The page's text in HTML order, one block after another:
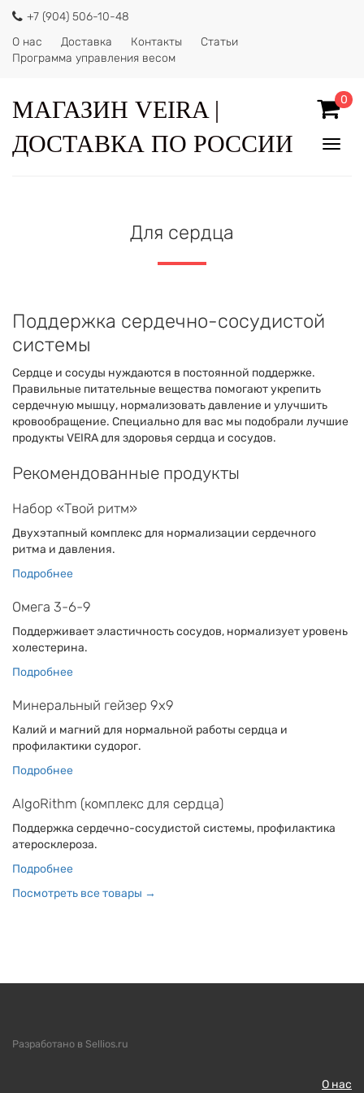
+7 (904) 506-10-48
О нас
Доставка Контакты
Статьи
Программа управления весом
МАГАЗИН VEIRA |
ДОСТАВКА ПО РОССИИ
0
Для сердца
Поддержка сердечно-сосудистой
системы
Сердце и сосуды нуждаются в постоянной поддержке.
Правильные питательные вещества помогают укрепить
сердечную мышцу, нормализовать давление и улучшить
кровообращение. Специально для вас мы подобрали лучшие
продукты VEIRA для здоровья сердца и сосудов.
Рекомендованные продукты
Набор «Твой ритм»
Двухэтапный комплекс для нормализации сердечного
ритма и давления.
Подробнее
Омега 3-6-9
Поддерживает эластичность сосудов, нормализует уровень
холестерина.
Подробнее
Минеральный гейзер 9х9
Калий и магний для нормальной работы сердца и
профилактики судорог.
Подробнее
AlgoRithm (комплекс для сердца)
Поддержка сердечно-сосудистой системы, профилактика
атеросклероза.
Подробнее
Посмотреть все товары →
Разработано в Sellios.ru
О нас